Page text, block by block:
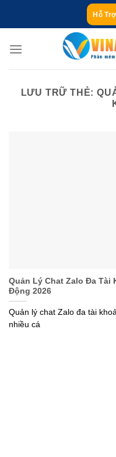
dung
Hỗ
LƯU TRỮ THẺ:
Quản Lý Chat Zalo Đa Tài
Động 2026
Quản lý chat Zalo đa tài
nhiều cá